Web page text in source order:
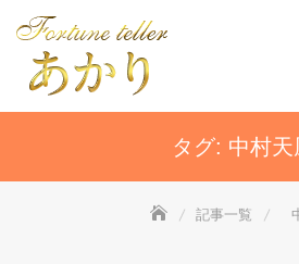
content
タグ: 中村天
記事一覧